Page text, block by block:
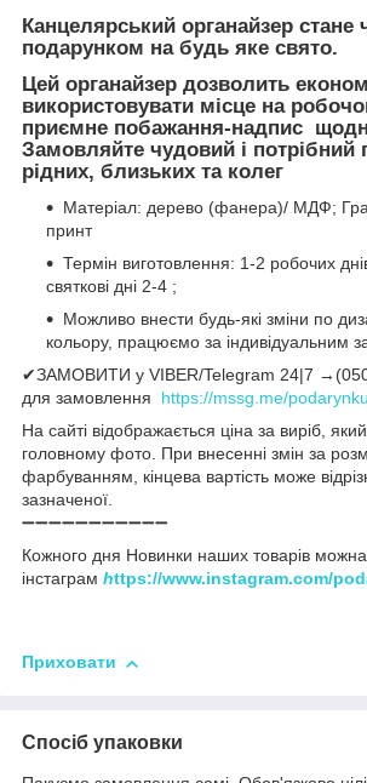
Канцелярський органайзер стане
подарунком на будь яке свято.
Цей органайзер дозволить
використовувати місце на
приємне побажання-надпис
Замовляйте чудовий і потрібний
рідних, близьких та колег
Матеріал: дерево (фанера)/ МДФ;
принт
Термін виготовлення: 1-2 робочих
святкові дні 2-4 ;
Можливо внести будь-які зміни по
кольору, працюємо за індивідуальним
✔ЗАМОВИТИ у VIBER/Telegram 24|7
для замовлення https://mssg.me/
На сайті відображається ціна за виріб,
головному фото. При внесенні змін за
фарбуванням, кінцева вартість може
зазначеної.
➖➖➖➖➖➖➖➖➖➖➖
Кожного дня Новинки наших товарів
інстаграм https://www.instagram.com/
Приховати
Спосіб упаковки